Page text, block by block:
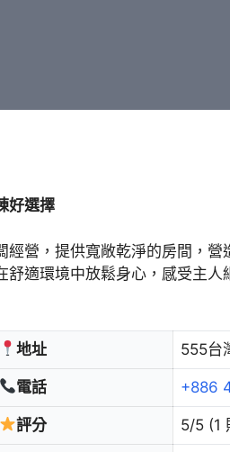
好選擇
經營，提供寬敞乾淨的房間，
舒適環境中放鬆身心，感受主人
地址 555台
電話 +886
評分 5/5 (1